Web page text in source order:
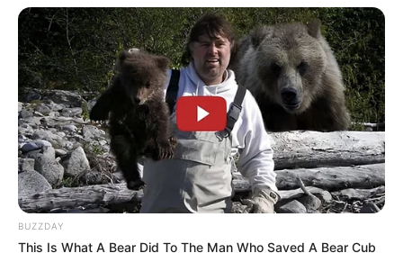
necesidades. Antes de decidir, consulta con un
especialistapara obtener recomendaciones
personalizadas y asegurar que el método elegido
sea seguro para ti.
BUZZDAY
This Is What A Bear Did To The Man Who Saved A Bear Cub